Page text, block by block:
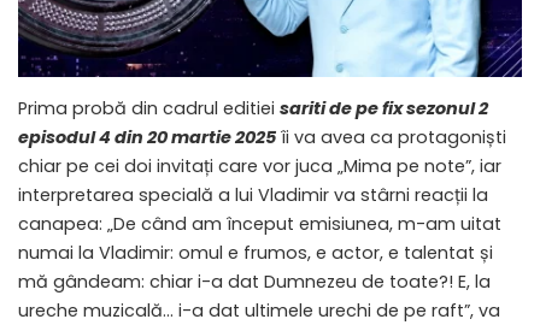
Prima probă din cadrul editiei sariti de pe fix sezonul 2
episodul 4 din 20 martie 2025 îi va avea ca protagoniști
chiar pe cei doi invitați care vor juca „Mima pe note”, iar
interpretarea specială a lui Vladimir va stârni reacții la
canapea: „De când am început emisiunea, m-am uitat
numai la Vladimir: omul e frumos, e actor, e talentat și
mă gândeam: chiar i-a dat Dumnezeu de toate?! E, la
ureche muzicală… i-a dat ultimele urechi de pe raft”, va